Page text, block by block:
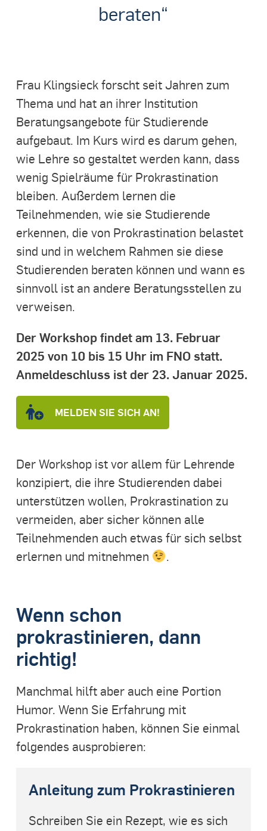
beraten“
Frau Klingsieck forscht seit Jahren zum
Thema und hat an ihrer Institution
Beratungsangebote für Studierende
aufgebaut. Im Kurs wird es darum gehen,
wie Lehre so gestaltet werden kann, dass
wenig Spielräume für Prokrastination
bleiben. Außerdem lernen die
Teilnehmenden, wie sie Studierende
erkennen, die von Prokrastination belastet
sind und in welchem Rahmen sie diese
Studierenden beraten können und wann es
sinnvoll ist an andere Beratungsstellen zu
verweisen.
Der Workshop findet am 13. Februar
2025 von 10 bis 15 Uhr im FNO statt.
Anmeldeschluss ist der 23. Januar 2025.
MELDEN SIE SICH AN!
Der Workshop ist vor allem für Lehrende
konzipiert, die ihre Studierenden dabei
unterstützen wollen, Prokrastination zu
vermeiden, aber sicher können alle
Teilnehmenden auch etwas für sich selbst
erlernen und mitnehmen
.
Wenn schon
prokrastinieren, dann
richtig!
Manchmal hilft aber auch eine Portion
Humor. Wenn Sie Erfahrung mit
Prokrastination haben, können Sie einmal
folgendes ausprobieren:
Anleitung zum Prokrastinieren
Schreiben Sie ein Rezept, wie es sich